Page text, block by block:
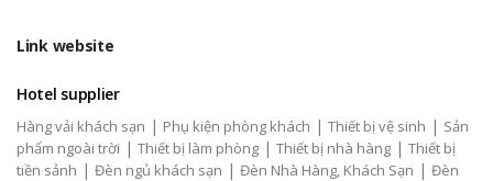
Link website
Hotel supplier
Hàng vải khách sạn | Phụ kiện phòng khách | Thiết bị vệ sinh | Sản
phẩm ngoài trời | Thiết bị làm phòng | Thiết bị nhà hàng | Thiết bị
tiền sảnh | Đèn ngủ khách sạn | Đèn Nhà Hàng, Khách Sạn | Đèn